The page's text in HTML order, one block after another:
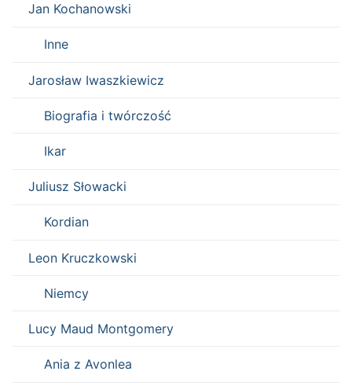
Jan Kochanowski
Inne
Jarosław Iwaszkiewicz
Biografia i twórczość
Ikar
Juliusz Słowacki
Kordian
Leon Kruczkowski
Niemcy
Lucy Maud Montgomery
Ania z Avonlea